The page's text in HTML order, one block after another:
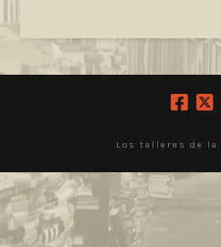
Los talleres de la